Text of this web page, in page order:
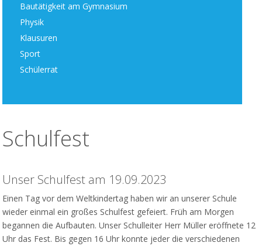
Bautätigkeit am Gymnasium
Physik
Klausuren
Sport
Schülerrat
Schulfest
Unser Schulfest am 19.09.2023
Einen Tag vor dem Weltkindertag haben wir an unserer Schule
wieder einmal ein großes Schulfest gefeiert. Früh am Morgen
begannen die Aufbauten. Unser Schulleiter Herr Müller eröffnete 12
Uhr das Fest. Bis gegen 16 Uhr konnte jeder die verschiedenen